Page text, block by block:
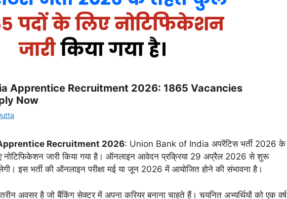
Apprentice Recruitment 2026: 1865 Vacancies
Now
Recruitment 2026: Union Bank of India अपरेंटिस भर्ती 2026 के
जारी किया गया है। ऑनलाइन आवेदन प्रक्रिया 29 अप्रैल 2026 से शुरू
इस भर्ती की ऑनलाइन परीक्षा मई या जून 2026 में आयोजित होने की संभावना है।
अवसर है जो बैंकिंग सेक्टर में अपना करियर बनाना चाहते हैं। चयनित अभ्यर्थियों को एक वर्ष